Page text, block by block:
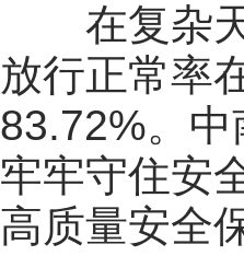
在复杂
放行正常率
83.72%。
牢牢守住安
高质量安全